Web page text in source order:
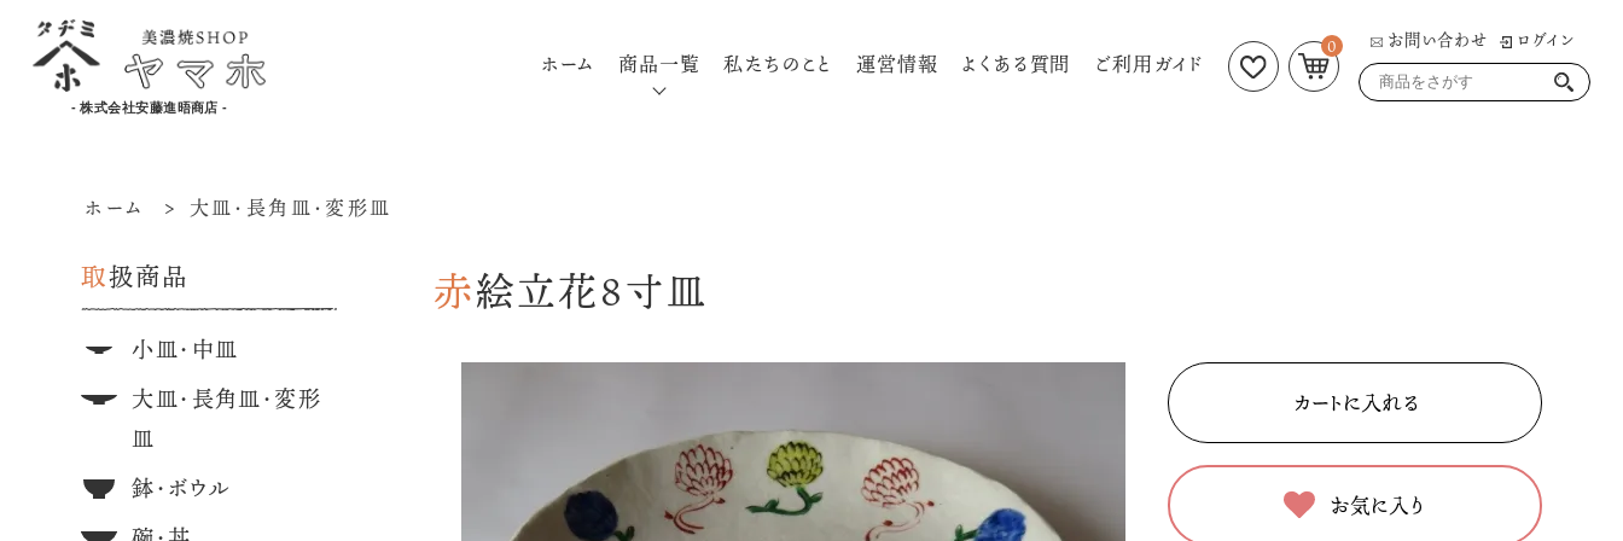
- 株式会社安藤進晤商店 -
ホーム 商品一覧 私たちのこと 運営情報 よくある質問 ご利用ガイド
0 お問い合わせ ログイン
ホーム > 大皿・長角皿・変形皿
取扱商品
小皿・中皿
大皿・長角皿・変形
皿
鉢・ボウル
赤絵立花8寸皿
お気に入り